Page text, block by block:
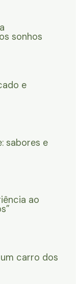
sonhos
e
sabores e
ao
um carro dos